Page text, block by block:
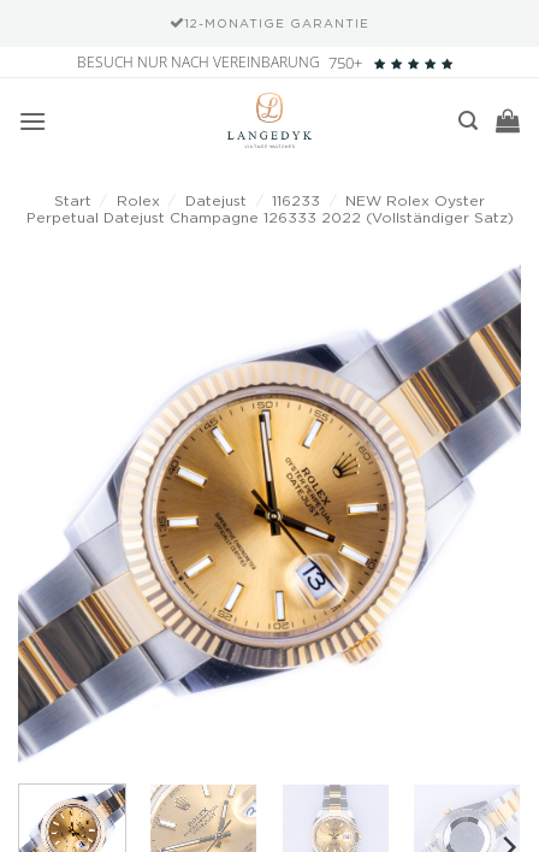
12-MONATIGE GARANTIE
springen
BESUCH NUR NACH VEREINBARUNG 750+
Start Rolex Datejust 116233
NEW Rolex Oyster
Perpetual Datejust Champagne 126333 2022 (Vollständiger Satz)
Add to
wishlist